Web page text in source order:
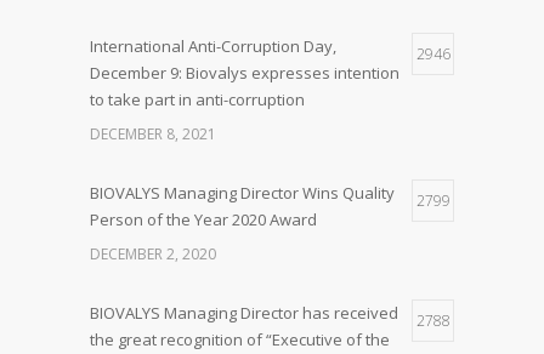
International Anti-Corruption Day,
December 9: Biovalys expresses intention
to take part in anti-corruption
2946
DECEMBER 8, 2021
BIOVALYS Managing Director Wins Quality
Person of the Year 2020 Award
2799
DECEMBER 2, 2020
BIOVALYS Managing Director has received
the great recognition of “Executive of the
2788